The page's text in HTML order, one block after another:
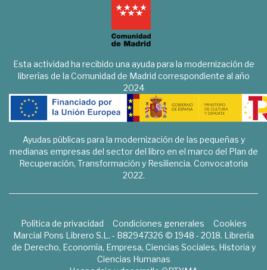
Esta actividad ha recibido una ayuda para la modernización de
librerías de la Comunidad de Madrid correspondiente al año
2024
Ayudas públicas para la modernización de las pequeñas y
medianas empresas del sector del libro en el marco del Plan de
Recuperación, Transformación y Resiliencia. Convocatoria
2022.
Política de privacidad Condiciones generales
Cookies
Marcial Pons Librero S.L. - B82947326 © 1948 - 2018. Librería
de Derecho, Economía, Empresa, Ciencias Sociales, Historia y
Ciencias Humanas